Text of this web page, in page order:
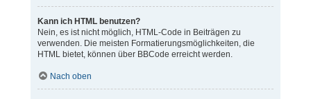
Kann ich HTML benutzen?
Nein, es ist nicht möglich, HTML-Code in Beiträgen zu
verwenden. Die meisten Formatierungsmöglichkeiten, die
HTML bietet, können über BBCode erreicht werden.
Nach oben